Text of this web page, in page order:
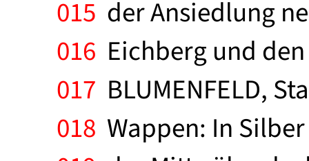
015 der Ansiedlung
016 Eichberg und
017 BLUMENFELD,
018 Wappen: In